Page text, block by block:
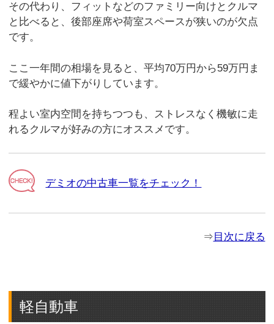
その代わり、フィットなどのファミリー向けとクルマ
と比べると、後部座席や荷室スペースが狭いのが欠点
です。
ここ一年間の相場を見ると、平均70万円から59万円ま
で緩やかに値下がりしています。
程よい室内空間を持ちつつも、ストレスなく機敏に走
れるクルマが好みの方にオススメです。
デミオの中古車一覧をチェック！
⇒ 目次に戻る
軽自動車